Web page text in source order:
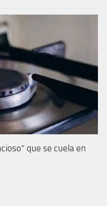
que se cuela en